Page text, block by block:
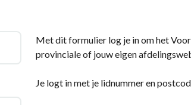
Met dit formulier log je in om het
provinciale of jouw eigen
Je logt in met je lidnummer en